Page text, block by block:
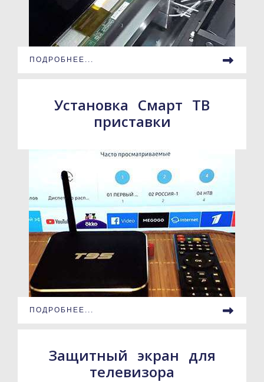
ПОДРОБНЕЕ...
Установка Смарт ТВ
приставки
ПОДРОБНЕЕ...
Защитный экран для
телевизора